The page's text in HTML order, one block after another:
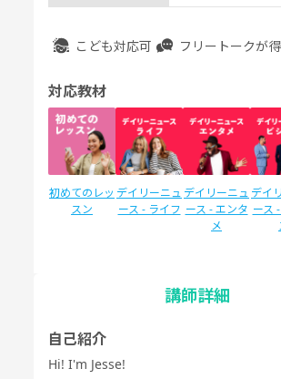
こども対応可 フリートークが
対応教材
初めてのレッ
スン
デイリーニュ
ース - ライフ
デイリーニュ
ース - エンタ
メ
デイ
ース
2（教科書準
拠）
講師詳細
自己紹介
Hi! I'm Jesse!